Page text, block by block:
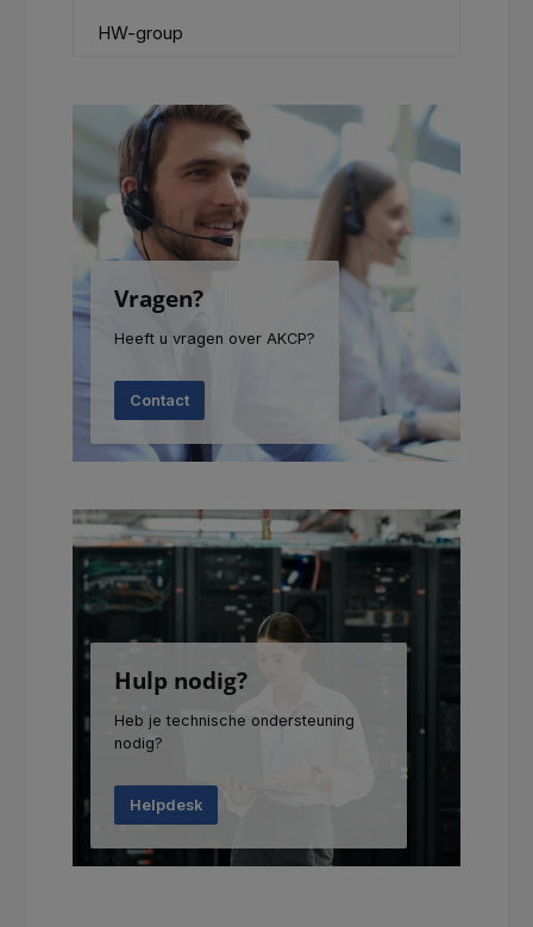
HW-group
Vragen?
Heeft u vragen over AKCP?
Contact
Hulp nodig?
Heb je technische ondersteuning
nodig?
Helpdesk